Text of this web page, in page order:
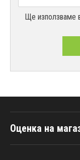
Ще използваме
Оценка на